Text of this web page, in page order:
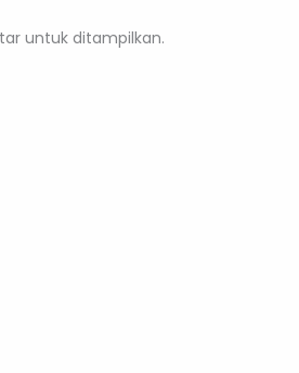
untuk ditampilkan.